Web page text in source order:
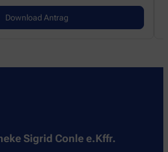
Download Antrag
Sigrid Conle e.Kffr.